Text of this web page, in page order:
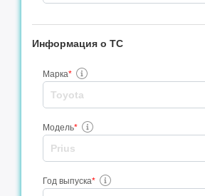
Информация о ТС
Марка*
Модель*
Год выпуска*